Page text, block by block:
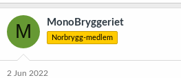
a
k
s
j
o
e
M MonoBryggeriet
Norbrygg-medlem
2 Jun 2022